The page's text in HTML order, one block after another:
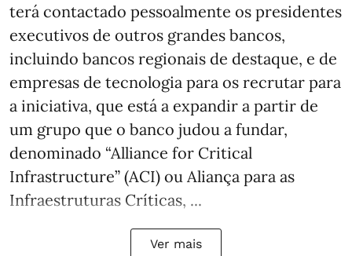
terá contactado pessoalmente os presidentes
executivos de outros grandes bancos,
incluindo bancos regionais de destaque, e de
empresas de tecnologia para os recrutar para
a iniciativa, que está a expandir a partir de
um grupo que o banco judou a fundar,
denominado “Alliance for Critical
Infrastructure” (ACI) ou Aliança para as
Infraestruturas Críticas, ...
Ver mais